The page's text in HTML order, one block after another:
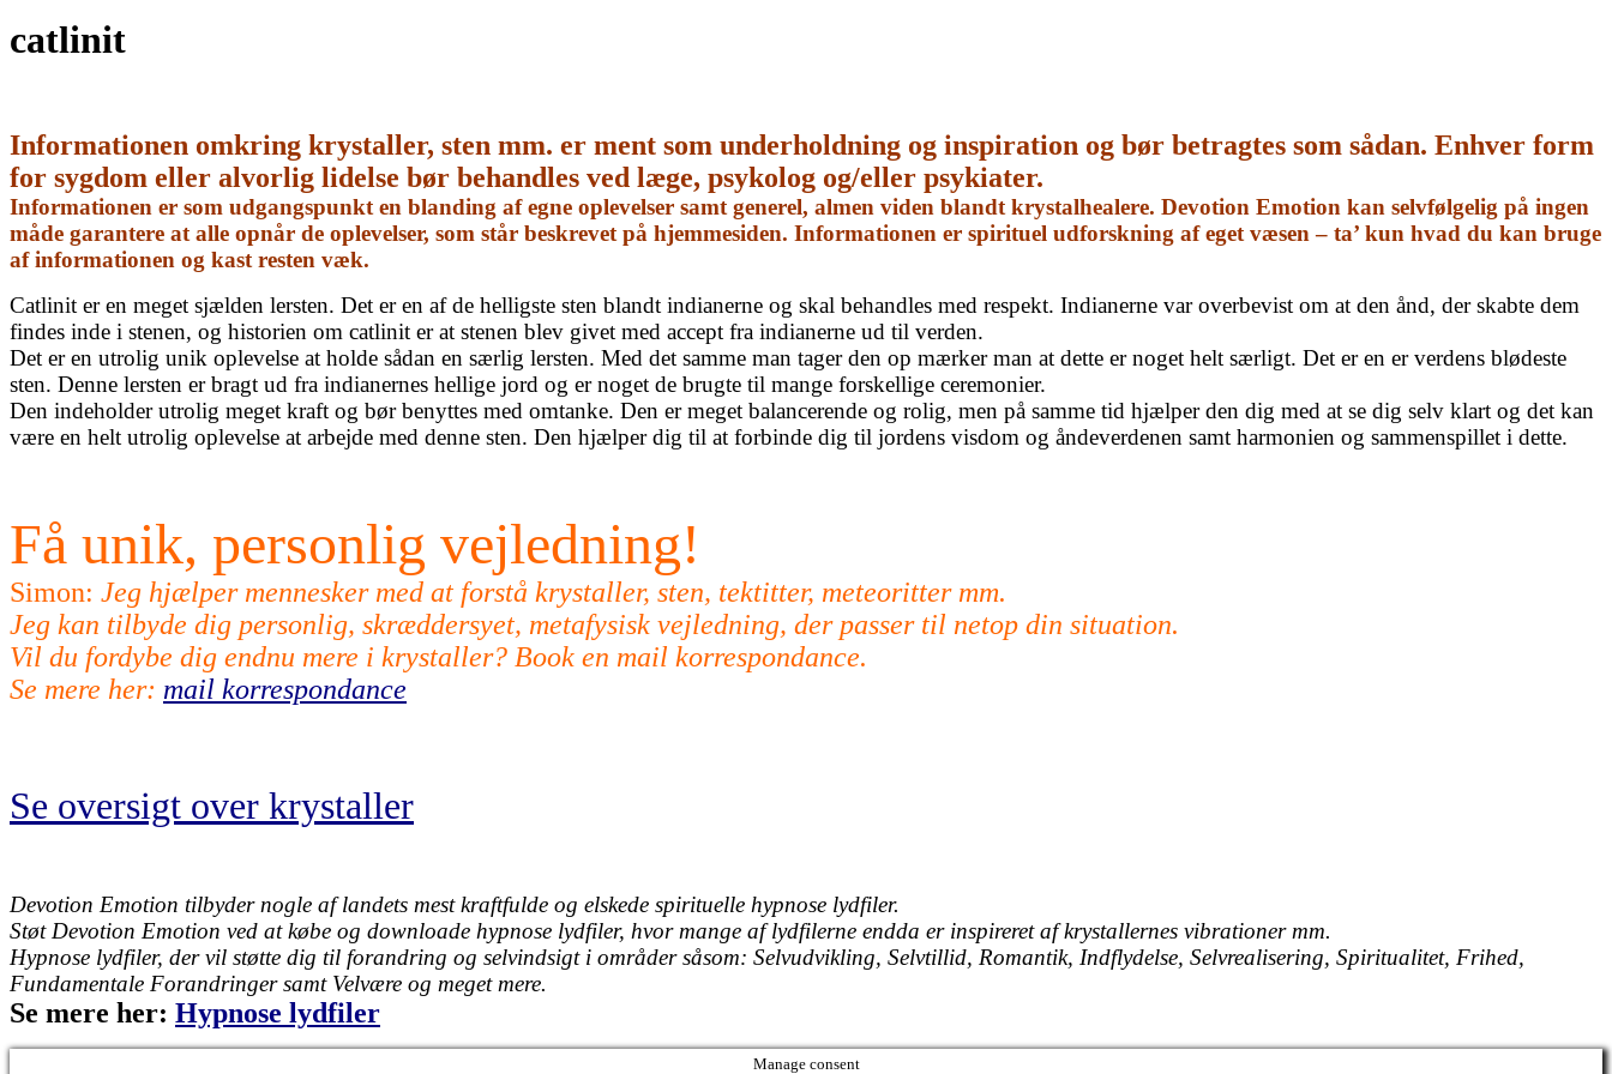
catlinit
Informationen omkring krystaller, sten mm. er ment som underholdning og inspiration og bør betragtes som sådan. Enhver form
for sygdom eller alvorlig lidelse bør behandles ved læge, psykolog og/eller psykiater.
Informationen er som udgangspunkt en blanding af egne oplevelser samt generel, almen viden blandt krystalhealere. Devotion Emotion kan selvfølgelig på ingen
måde garantere at alle opnår de oplevelser, som står beskrevet på hjemmesiden. Informationen er spirituel udforskning af eget væsen – ta’ kun hvad du kan bruge
af informationen og kast resten væk.
Catlinit er en meget sjælden lersten. Det er en af de helligste sten blandt indianerne og skal behandles med respekt. Indianerne var overbevist om at den ånd, der skabte dem
findes inde i stenen, og historien om catlinit er at stenen blev givet med accept fra indianerne ud til verden.
Det er en utrolig unik oplevelse at holde sådan en særlig lersten. Med det samme man tager den op mærker man at dette er noget helt særligt. Det er en er verdens blødeste
sten. Denne lersten er bragt ud fra indianernes hellige jord og er noget de brugte til mange forskellige ceremonier.
Den indeholder utrolig meget kraft og bør benyttes med omtanke. Den er meget balancerende og rolig, men på samme tid hjælper den dig med at se dig selv klart og det kan
være en helt utrolig oplevelse at arbejde med denne sten. Den hjælper dig til at forbinde dig til jordens visdom og åndeverdenen samt harmonien og sammenspillet i dette.
Få unik, personlig vejledning!
Simon: Jeg hjælper mennesker med at forstå krystaller, sten, tektitter, meteoritter mm.
Jeg kan tilbyde dig personlig, skræddersyet, metafysisk vejledning, der passer til netop din situation.
Vil du fordybe dig endnu mere i krystaller? Book en mail korrespondance.
Se mere her: mail korrespondance
Se oversigt over krystaller
Devotion Emotion tilbyder nogle af landets mest kraftfulde og elskede spirituelle hypnose lydfiler.
Støt Devotion Emotion ved at købe og downloade hypnose lydfiler, hvor mange af lydfilerne endda er inspireret af krystallernes vibrationer mm.
Hypnose lydfiler, der vil støtte dig til forandring og selvindsigt i områder såsom: Selvudvikling, Selvtillid, Romantik, Indflydelse, Selvrealisering, Spiritualitet, Frihed,
Fundamentale Forandringer samt Velvære og meget mere.
Se mere her: Hypnose lydfiler
Manage consent